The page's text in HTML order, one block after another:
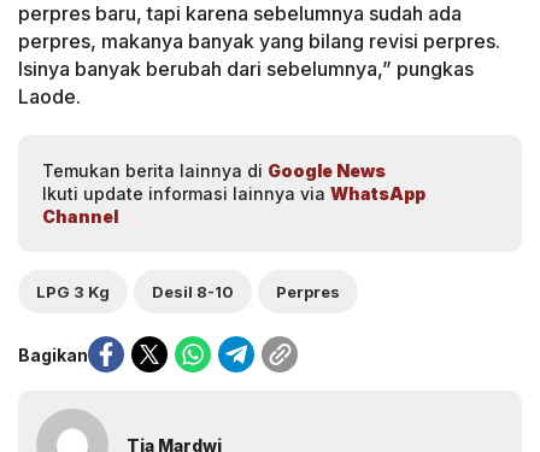
perpres baru, tapi karena sebelumnya sudah ada
perpres, makanya banyak yang bilang revisi perpres.
Isinya banyak berubah dari sebelumnya,” pungkas
Laode.
Temukan berita lainnya di Google News
Ikuti update informasi lainnya via WhatsApp
Channel
LPG 3 Kg Desil 8-10 Perpres
Bagikan
Tia Mardwi